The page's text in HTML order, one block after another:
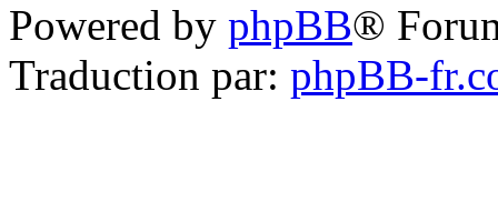
Powered by phpBB®
Traduction par: phpBB-